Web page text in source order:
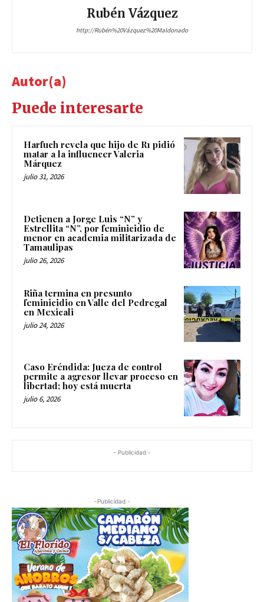
Rubén Vázquez
http://Rubén%20Vázquez%20Maldonado
Autor(a)
Puede interesarte
Harfuch revela que hijo de R1 pidió
matar a la influencer Valeria
Márquez
julio 31, 2026
Detienen a Jorge Luis “N” y
Estrellita “N”, por feminicidio de
menor en academia militarizada de
Tamaulipas
julio 26, 2026
Riña termina en presunto
feminicidio en Valle del Pedregal
en Mexicali
julio 24, 2026
Caso Eréndida: Jueza de control
permite a agresor llevar proceso en
libertad; hoy está muerta
julio 6, 2026
- Publicidad -
-Publicidad -